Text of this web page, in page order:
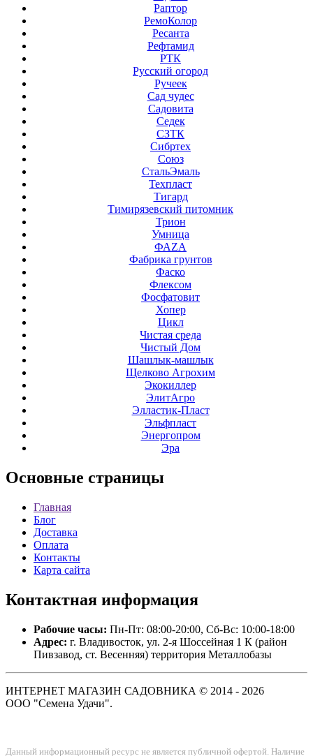
Раптор
РемоКолор
Ресанта
Рефтамид
РТК
Русский огород
Ручеек
Сад чудес
Садовита
Седек
СЗТК
Сибртех
Союз
СтальЭмаль
Техпласт
Тигард
Тимирязевский питомник
Трион
Умница
ФАZА
Фабрика грунтов
Фаско
Флексом
Фосфатовит
Хопер
Цикл
Чистая среда
Чистый Дом
Шашлык-машлык
Щелково Агрохим
Экокиллер
ЭлитАгро
Элластик-Пласт
Эльфпласт
Энергопром
Эра
Основные страницы
Главная
Блог
Доставка
Оплата
Контакты
Карта сайта
Контактная информация
Рабочие часы: Пн-Пт: 08:00-20:00, Сб-Вс: 10:00-18:00
Адрес: г. Владивосток, ул. 2-я Шоссейная 1 К (район
Пивзавод, ст. Весенняя) территория Металлобазы
ИНТЕРНЕТ МАГАЗИН САДОВНИКА © 2014 - 2026
ООО "Семена Удачи".
Данный информационный ресурс не является публичной офертой. Наличие